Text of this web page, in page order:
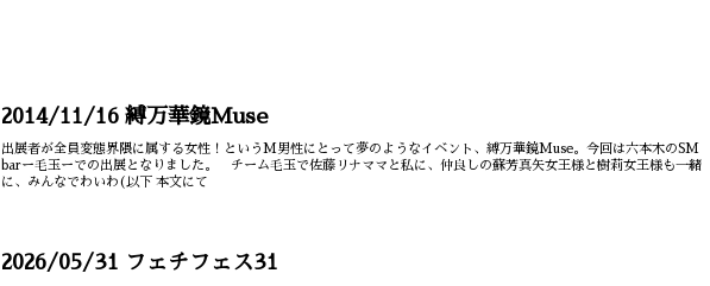
2014/11/16 縛万華鏡Muse
出展者が全員変態界隈に属する女性！というM男性にとって夢のようなイベント、縛万華鏡Muse。今回は六本木のSM
barー毛玉ーでの出展となりました。 チーム毛玉で佐藤リナママと私に、仲良しの蘇芳真矢女王様と樹莉女王様も一緒
に、みんなでわいわ(以下 本文にて
2026/05/31 フェチフェス31